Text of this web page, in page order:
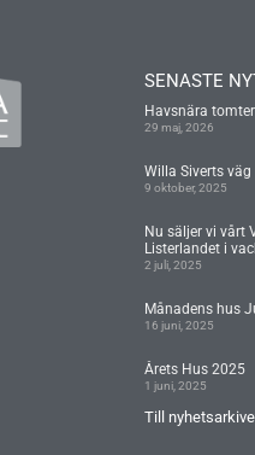
SENASTE
Havsnära
29 maj, 2026
Willa Siverts
9 oktober, 2025
Nu säljer vi vårt
Listerlandet i
2 juli, 2025
Månadens hus
16 juni, 2025
Årets Hus 2025
1 juni, 2025
Till